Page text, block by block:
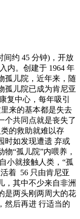
间约 45 分钟)，开放
内。创建于 1964 年
孤儿院，近年来，随
孤儿院已成为肯尼亚
复中心，每年吸引
来的基本都是失去
个共同点就是丧失了
的救助就难以存
时如发现遭遗 弃或
“孤儿院”内喂养，
小就接触人类，“孤
着 56 只由肯尼亚
，其中不少来自非洲
是两头刚两周大的花
然后再进 行适当的